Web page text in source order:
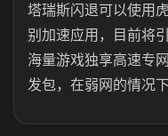
塔瑞斯闪退可以使用
别加速应用，目前将
海量游戏独享高速专
发包，在弱网的情况